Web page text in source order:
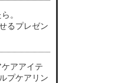
。
るプレゼン
アアイテ
プケアリン